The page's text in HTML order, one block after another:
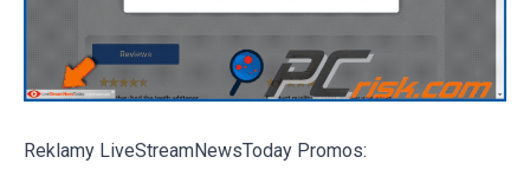
Reklamy LiveStreamNewsToday Promos: